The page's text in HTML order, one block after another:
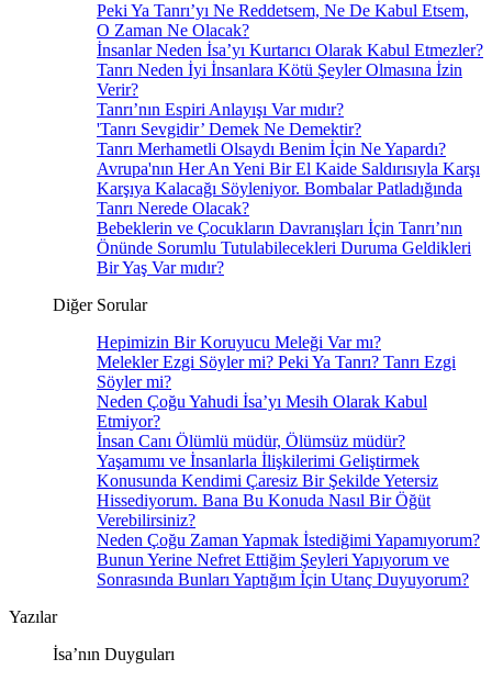
Peki Ya Tanrı’yı Ne Reddetsem, Ne De Kabul Etsem,
O Zaman Ne Olacak?
İnsanlar Neden İsa’yı Kurtarıcı Olarak Kabul Etmezler?
Tanrı Neden İyi İnsanlara Kötü Şeyler Olmasına İzin
Verir?
Tanrı’nın Espiri Anlayışı Var mıdır?
'Tanrı Sevgidir’ Demek Ne Demektir?
Tanrı Merhametli Olsaydı Benim İçin Ne Yapardı?
Avrupa'nın Her An Yeni Bir El Kaide Saldırısıyla Karşı
Karşıya Kalacağı Söyleniyor. Bombalar Patladığında
Tanrı Nerede Olacak?
Bebeklerin ve Çocukların Davranışları İçin Tanrı’nın
Önünde Sorumlu Tutulabilecekleri Duruma Geldikleri
Bir Yaş Var mıdır?
Diğer Sorular
Hepimizin Bir Koruyucu Meleği Var mı?
Melekler Ezgi Söyler mi? Peki Ya Tanrı? Tanrı Ezgi
Söyler mi?
Neden Çoğu Yahudi İsa’yı Mesih Olarak Kabul
Etmiyor?
İnsan Canı Ölümlü müdür, Ölümsüz müdür?
Yaşamımı ve İnsanlarla İlişkilerimi Geliştirmek
Konusunda Kendimi Çaresiz Bir Şekilde Yetersiz
Hissediyorum. Bana Bu Konuda Nasıl Bir Öğüt
Verebilirsiniz?
Neden Çoğu Zaman Yapmak İstediğimi Yapamıyorum?
Bunun Yerine Nefret Ettiğim Şeyleri Yapıyorum ve
Sonrasında Bunları Yaptığım İçin Utanç Duyuyorum?
Yazılar
İsa’nın Duyguları